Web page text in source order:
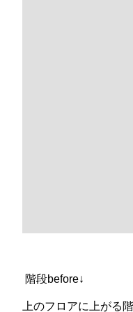
階段before↓
上のフロアに上がる